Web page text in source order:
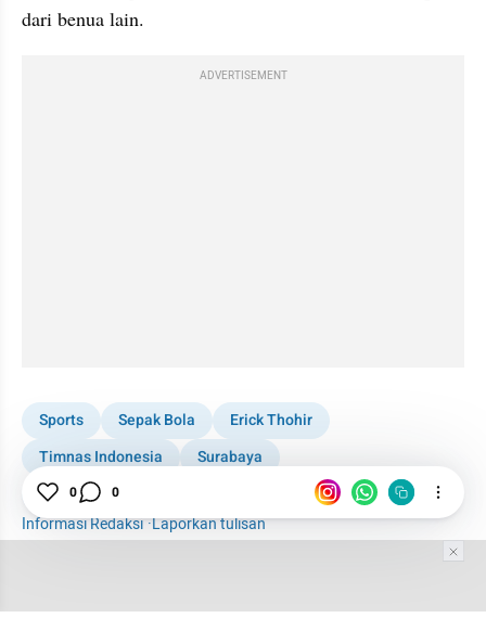
dari benua lain.
ADVERTISEMENT
Sports Sepak Bola
Erick Thohir
Timnas Indonesia
Surabaya
Stadion Gelora Bung Tomo
Lebanon
Kuwait
Informasi Redaksi·Laporkan tulisan
0 0